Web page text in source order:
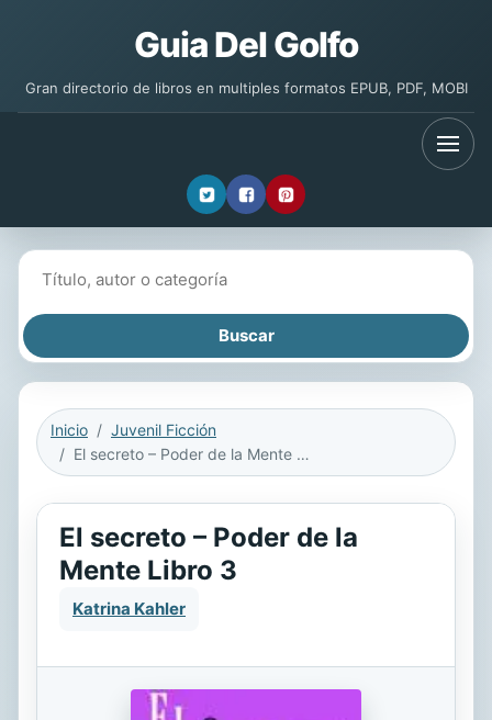
Guia Del Golfo
Gran directorio de libros en multiples formatos EPUB, PDF, MOBI
Inicio
Juvenil Ficción
El secreto – Poder de la Mente Libro 3
El secreto – Poder de la
Mente Libro 3
Katrina Kahler